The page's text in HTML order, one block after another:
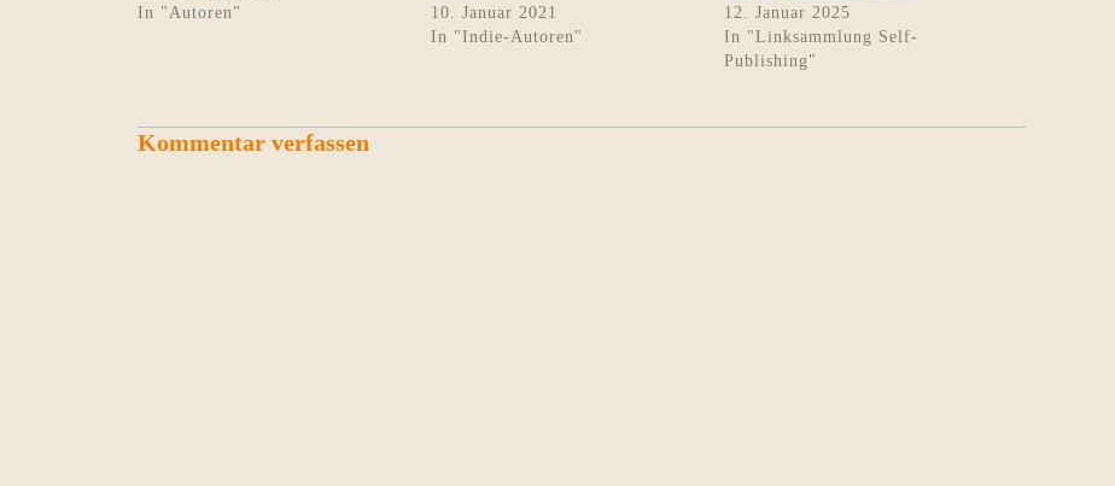
In "Autoren"
10. Januar 2021
In "Indie-Autoren"
12. Januar 2025
In "Linksammlung Self-
Publishing"
Kommentar verfassen